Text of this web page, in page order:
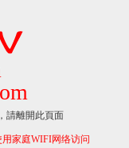
請離開此頁面
用家庭WIFI网络访问